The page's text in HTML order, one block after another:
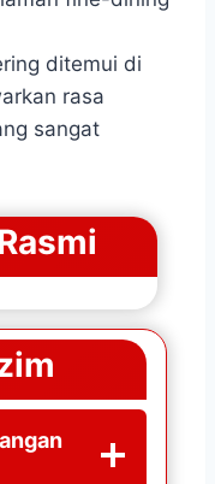
ditemui di
rasa
sangat